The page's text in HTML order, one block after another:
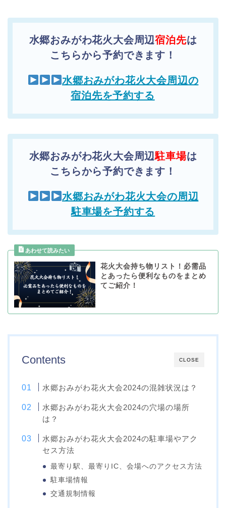
水郷おみがわ花火大会周辺宿泊先は
こちらから予約できます！
水郷おみがわ花火大会周辺の
宿泊先を予約する
水郷おみがわ花火大会周辺駐車場は
こちらから予約できます！
水郷おみがわ花火大会の周辺
駐車場を予約する
花火大会持ち物リスト！必需品
とあったら便利なものをまとめ
てご紹介！
CLOSE
Contents
水郷おみがわ花火大会2024の混雑状況は？
水郷おみがわ花火大会2024の穴場の場所
は？
水郷おみがわ花火大会2024の駐車場やアク
セス方法
最寄り駅、最寄りIC、会場へのアクセス方法
駐車場情報
交通規制情報